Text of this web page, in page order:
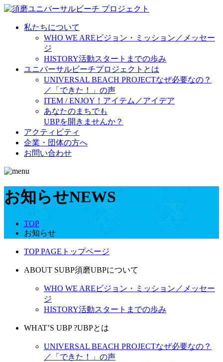
私たちについて
WHO WE ARE ビジョン・ミッション／メッセー
ジ
HISTORY活動スタートまでの歩み
ユニバーサルビーチプロジェクトとは
UNIVERSAL BEACH PROJECTなぜ必要なの？
／「できた！」の声
ITEM / ENJOY！ アイテム／アイデア
あなたのまちでも
UBPを開きませんか？
アクティビティ
企業・団体の方へ
お問い合わせ
お知らせNEWS
TOP
お知らせ
TOP PAGE トップページ
ABOUT SUBP須磨UBPについて
WHO WE ARE ビジョン・ミッション／メッセー
ジ
HISTORY活動スタートまでの歩み
WHAT’S UBP ?UBPとは
UNIVERSAL BEACH PROJECTなぜ必要なの？
／「できた！」の声